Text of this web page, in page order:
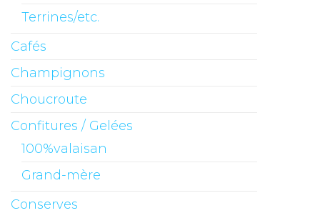
Terrines/etc.
Cafés
Champignons
Choucroute
Confitures / Gelées
100%valaisan
Grand-mère
Conserves